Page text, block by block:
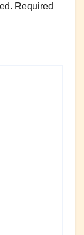
Required